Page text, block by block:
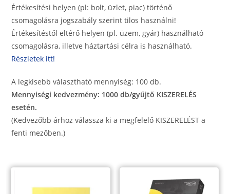
Értékesítési helyen (pl: bolt, üzlet, piac) történő
csomagolásra jogszabály szerint tilos használni!
Értékesítéstől eltérő helyen (pl. üzem, gyár) használható
csomagolásra, illetve háztartási célra is használható.
Részletek itt!
A legkisebb választható mennyiség: 100 db.
Mennyiségi kedvezmény: 1000 db/gyűjtő KISZERELÉS
esetén.
(Kedvezőbb árhoz válassza ki a megfelelő KISZERELÉST a
fenti mezőben.)